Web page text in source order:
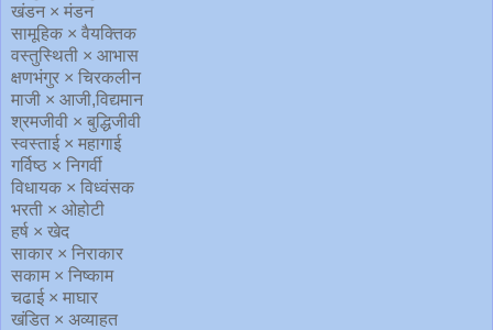
खंडन × मंडन
सामूहिक × वैयक्तिक
वस्तुस्थिती × आभास
क्षणभंगुर × चिरकलीन
माजी × आजी,विद्यमान
श्रमजीवी × बुद्धिजीवी
स्वस्ताई × महागाई
गर्विष्ठ × निगर्वी
विधायक × विध्वंसक
भरती × ओहोटी
हर्ष × खेद
साकार × निराकार
सकाम × निष्काम
चढाई × माघार
खंडित × अव्याहत